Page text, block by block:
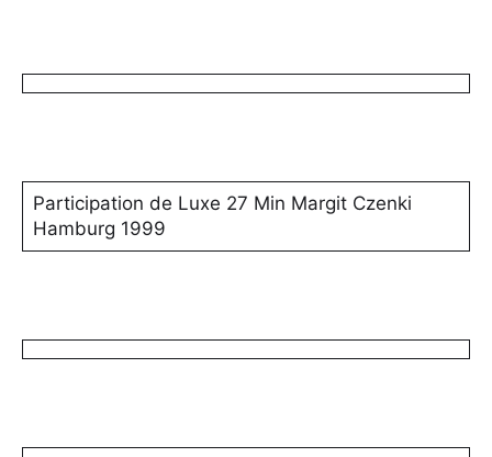
Participation de Luxe 27 Min Margit Czenki
Hamburg 1999